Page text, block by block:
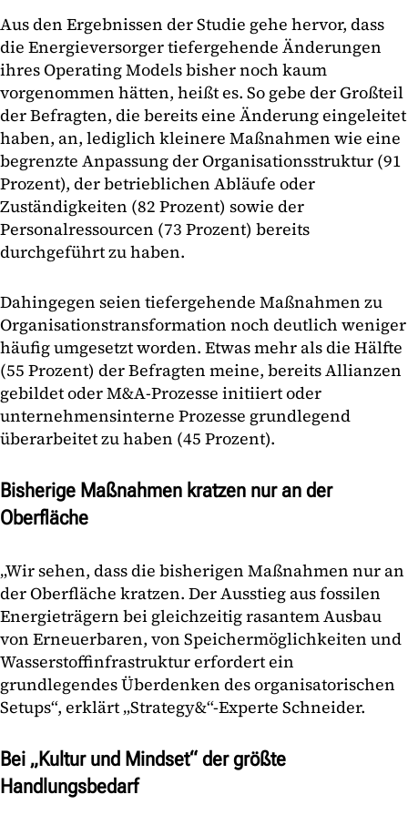
Aus den Ergebnissen der Studie gehe hervor, dass
die Energieversorger tiefergehende Änderungen
ihres Operating Models bisher noch kaum
vorgenommen hätten, heißt es. So gebe der Großteil
der Befragten, die bereits eine Änderung eingeleitet
haben, an, lediglich kleinere Maßnahmen wie eine
begrenzte Anpassung der Organisationsstruktur (91
Prozent), der betrieblichen Abläufe oder
Zuständigkeiten (82 Prozent) sowie der
Personalressourcen (73 Prozent) bereits
durchgeführt zu haben.
Dahingegen seien tiefergehende Maßnahmen zu
Organisationstransformation noch deutlich weniger
häufig umgesetzt worden. Etwas mehr als die Hälfte
(55 Prozent) der Befragten meine, bereits Allianzen
gebildet oder M&A-Prozesse initiiert oder
unternehmensinterne Prozesse grundlegend
überarbeitet zu haben (45 Prozent).
Bisherige Maßnahmen kratzen nur an der
Oberfläche
„Wir sehen, dass die bisherigen Maßnahmen nur an
der Oberfläche kratzen. Der Ausstieg aus fossilen
Energieträgern bei gleichzeitig rasantem Ausbau
von Erneuerbaren, von Speichermöglichkeiten und
Wasserstoffinfrastruktur erfordert ein
grundlegendes Überdenken des organisatorischen
Setups“, erklärt „Strategy&“-Experte Schneider.
Bei „Kultur und Mindset“ der größte
Handlungsbedarf